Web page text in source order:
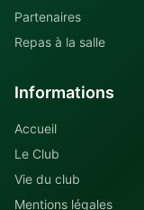
Partenaires
Repas à la salle
Informations
Accueil
Le Club
Vie du club
Mentions légales